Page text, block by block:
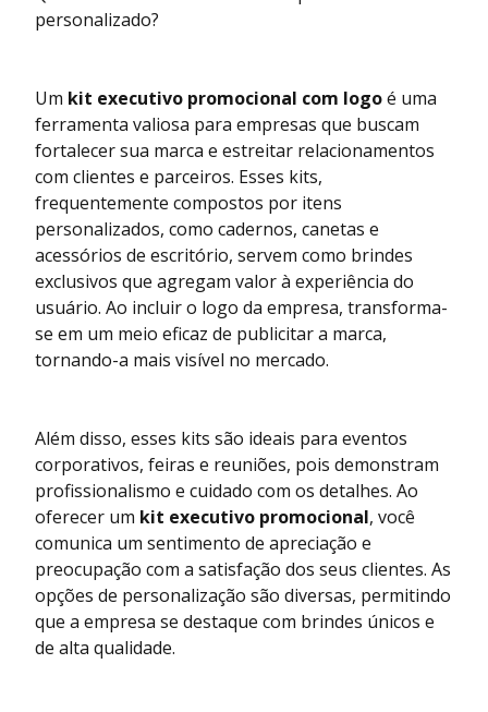
personalizado?
Um kit executivo promocional com logoé uma
ferramenta valiosa para empresas que buscam
fortalecer sua marca e estreitar relacionamentos
com clientes e parceiros. Esses kits,
frequentemente compostos por itens
personalizados, como cadernos, canetas e
acessórios de escritório, servem como brindes
exclusivos que agregam valor à experiência do
usuário. Ao incluir o logo da empresa, transforma-
se em um meio eficaz de publicitar a marca,
tornando-a mais visível no mercado.
Além disso, esses kits são ideais para eventos
corporativos, feiras e reuniões, pois demonstram
profissionalismo e cuidado com os detalhes. Ao
oferecer um kit executivo promocional, você
comunica um sentimento de apreciação e
preocupação com a satisfação dos seus clientes. As
opções de personalização são diversas, permitindo
que a empresa se destaque com brindes únicos e
de alta qualidade.